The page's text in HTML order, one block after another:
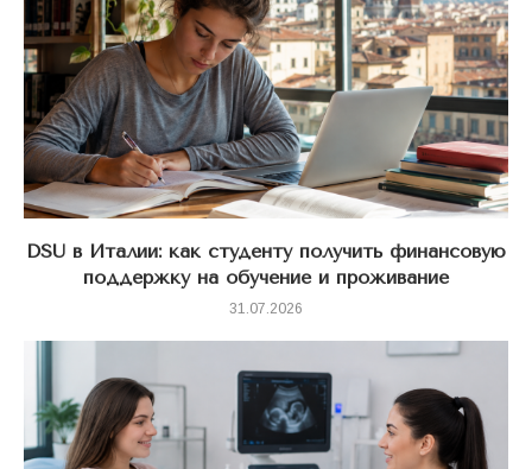
DSU в Италии: как студенту получить финансовую
поддержку на обучение и проживание
31.07.2026